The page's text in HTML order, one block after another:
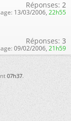
Réponses: 2
13/03/2006, 22h55
Réponses: 3
09/02/2006, 21h59
07h37.